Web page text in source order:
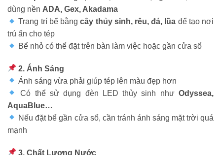
dùng nền ADA, Gex, Akadama
Trang trí bể bằngcây thủy sinh, rêu, đá, lũa để tạo nơi
trú ẩn cho tép
Bể nhỏ có thể đặt trên bàn làm việc hoặc gần cửa sổ
2. Ánh Sáng
Ánh sáng vừa phải giúp tép lên màu đẹp hơn
Có thể sử dụng đèn LED thủy sinh như Odyssea,
AquaBlue…
Nếu đặt bể gần cửa sổ, cần tránh ánh sáng mặt trời quá
mạnh
3. Chất Lượng Nước